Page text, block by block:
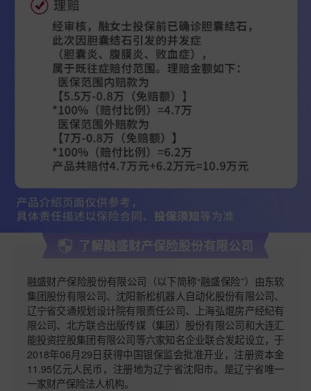
了解融盛财产保险股份有限公司
融盛财产保险股份有限公司（以下简称“融盛保险”）由东软
集团股份有限公司、沈阳新松机器人自动化股份有限公司、
辽宁省交通规划设计院有限责任公司、上海弘焜房产经纪有
限公司、北方联合出版传媒（集团）股份有限公司和大连汇
能投资控股集团有限公司等六家知名企业联合发起设立，于
2018年06月29日获得中国银保监会批准开业，注册资本金
11.95亿元人民币，注册地为辽宁省沈阳市。是辽宁省唯一
一家财产保险法人机构。